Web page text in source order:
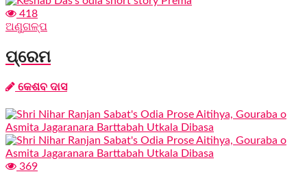
418
ଅଣୁଗଳ୍ପ
ପ୍ରେମ
କେଶବ ଦାସ
369